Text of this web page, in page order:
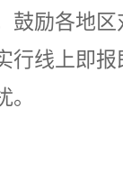
鼓励各地
行线上即